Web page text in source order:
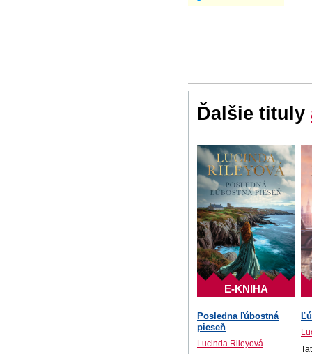
Ďalšie tituly
E-KNIHA
Posledna ľúbostná
pieseň
Lucinda Rileyová